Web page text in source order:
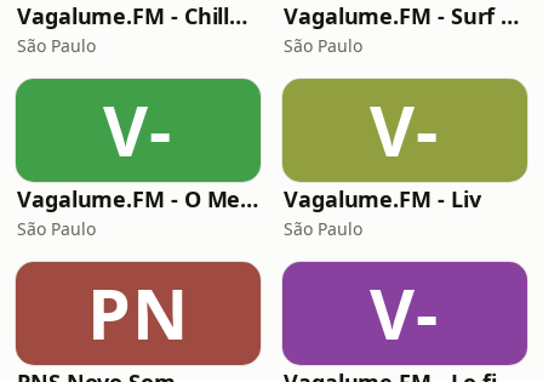
Vagalume.FM - Chillout Music
São Paulo
Vagalume.FM - Surf & Relax
São Paulo
V-
Vagalume.FM - O Melhor de Justin Bieber
São Paulo
V-
Vagalume.FM - Liv
São Paulo
PN V-